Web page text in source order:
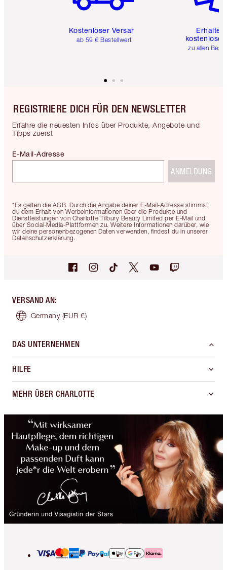
Kostenloser Versand
ab 59 € Bestellwert
Erhalte
kostenlose
zu allen
REGISTRIERE DICH FÜR DEN NEWSLETTER
Erfahre die neuesten Infos über Produkte, Angebote und
Tipps zuerst
*Es gelten die AGB. Durch die Angabe deiner E-Mail-Adresse stimmst
du dem Erhalt von Werbeinformationen über die Produkte und
Dienstleistungen von Charlotte Tilbury Beauty Limited per E-Mail und
über Social-Media-Plattformen zu. Weitere Informationen darüber, wie
wir deine personenbezogenen Daten verwenden, findest du in unserer
Datenschutzerklärung.
E-Mail-Adresse
ANMELDUNG
VERSAND AN:
Germany (EUR €)
DAS UNTERNEHMEN
HILFE
MEHR ÜBER CHARLOTTE